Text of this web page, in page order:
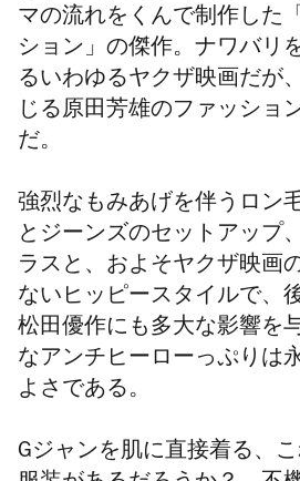
マの流れをくんで制作した
ション」の傑作。ナワバリ
るいわゆるヤクザ映画だが
じる原田芳雄のファッショ
だ。
強烈なもみあげを伴うロン
とジーンズのセットアップ
ラスと、およそヤクザ映画
ないヒッピースタイルで、
松田優作にも多大な影響を
なアンチヒーローっぷりは
よさである。
Gジャンを肌に直接着る、